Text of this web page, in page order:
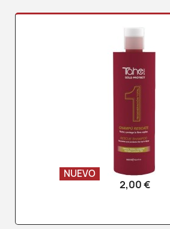
2,00 €
NUEVO